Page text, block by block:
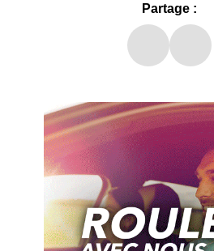
Partage :